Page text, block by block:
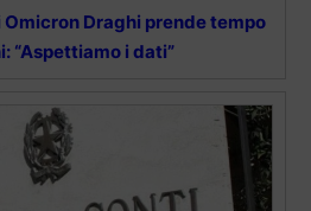
Omicron Draghi prende tempo
“Aspettiamo i dati”